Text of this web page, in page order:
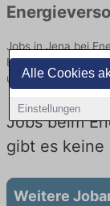
Alle Cookies
Einstellungen
Jobs in Jena bei
und
Jobs beim
gibt es keine
Weitere